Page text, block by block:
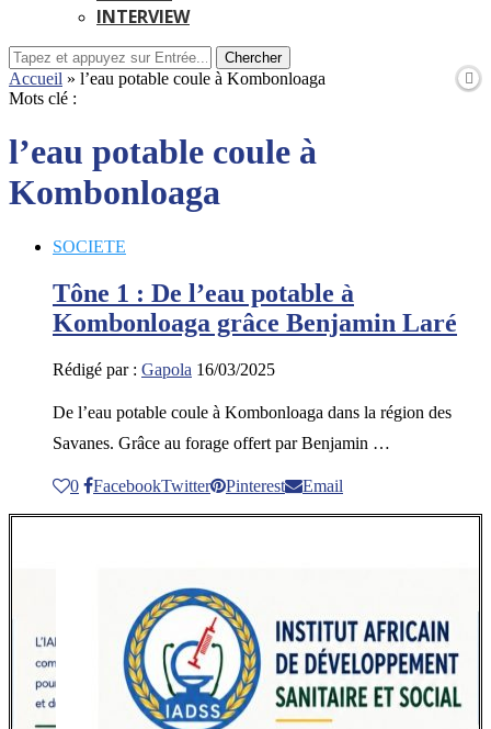
INTERVIEW
Chercher
Accueil » l’eau potable coule à Kombonloaga
Mots clé :
l’eau potable coule à
Kombonloaga
SOCIETE
Tône 1 : De l’eau potable à
Kombonloaga grâce Benjamin Laré
Rédigé par : Gapola 16/03/2025
De l’eau potable coule à Kombonloaga dans la région des
Savanes. Grâce au forage offert par Benjamin …
0 FacebookTwitter Pinterest Email